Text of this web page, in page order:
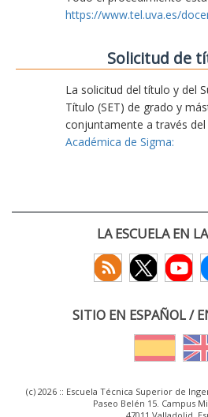
https://www.tel.uva.es/
Solicitud de
La solicitud del título y del
Título (SET) de grado y
conjuntamente a través del
Académica de Sigma:
LA ESCUELA EN
SITIO EN ESPAÑOL /
(c) 2026 :: Escuela Técnica Superior de
Paseo Belén 15. Campus